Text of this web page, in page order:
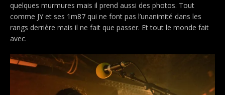
quelques murmures mais il prend aussi des photos. Tout
comme JY et ses 1m87 qui ne font pas l’unanimité dans les
rangs derrière mais il ne fait que passer. Et tout le monde fait
avec.